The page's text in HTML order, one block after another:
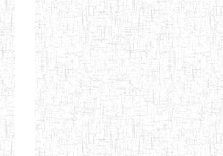
Afficher Page 4 sur 13 Total: 307
Début Préc. 1 2 3 4 5
6
Suivant
Fin
ENIEG BILINGUE
CLAIRE
FONTAINE
03/10/2012 ENIEG